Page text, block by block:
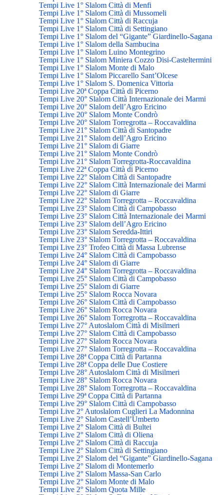
Tempi Live 1° Slalom Città di Menfi
Tempi Live 1° Slalom Città di Mussomeli
Tempi Live 1° Slalom Città di Raccuja
Tempi Live 1° Slalom Città di Settingiano
Tempi Live 1° Slalom del “Gigante” Giardinello-Sagana
Tempi Live 1° Slalom della Sambucina
Tempi Live 1° Slalom Luino Montegrino
Tempi Live 1° Slalom Miniera Cozzo Disi-Casteltermini
Tempi Live 1° Slalom Monte di Malo
Tempi Live 1° Slalom Piccarello Sant’Olcese
Tempi Live 1° Slalom S. Domenica Vittoria
Tempi Live 20ª Coppa Città di Picerno
Tempi Live 20° Slalom Città Internazionale dei Marmi
Tempi Live 20° Slalom dell’Agro Ericino
Tempi Live 20° Slalom Monte Condrò
Tempi Live 20° Slalom Torregrotta – Roccavaldina
Tempi Live 21° Slalom Città di Santopadre
Tempi Live 21° Slalom dell’Agro Ericino
Tempi Live 21° Slalom di Giarre
Tempi Live 21° Slalom Monte Condrò
Tempi Live 21° Slalom Torregrotta-Roccavaldina
Tempi Live 22ª Coppa Città di Picerno
Tempi Live 22° Slalom Città di Santopadre
Tempi Live 22° Slalom Città Internazionale dei Marmi
Tempi Live 22° Slalom di Giarre
Tempi Live 22° Slalom Torregrotta – Roccavaldina
Tempi Live 23° Slalom Città di Campobasso
Tempi Live 23° Slalom Città Internazionale dei Marmi
Tempi Live 23° Slalom dell’Agro Ericino
Tempi Live 23° Slalom Seredda-Ittiri
Tempi Live 23° Slalom Torregrotta – Roccavaldina
Tempi Live 23° Trofeo Città di Massa Lubrense
Tempi Live 24° Slalom Città di Campobasso
Tempi Live 24° Slalom di Giarre
Tempi Live 24° Slalom Torregrotta – Roccavaldina
Tempi Live 25° Slalom Città di Campobasso
Tempi Live 25° Slalom di Giarre
Tempi Live 25° Slalom Rocca Novara
Tempi Live 26° Slalom Città di Campobasso
Tempi Live 26° Slalom Rocca Novara
Tempi Live 26° Slalom Torregrotta – Roccavaldina
Tempi Live 27° Autoslalom Città di Misilmeri
Tempi Live 27° Slalom Città di Campobasso
Tempi Live 27° Slalom Rocca Novara
Tempi Live 27° Slalom Torregrotta – Roccavaldina
Tempi Live 28ª Coppa Città di Partanna
Tempi Live 28ª Coppa delle Due Costiere
Tempi Live 28° Autoslalom Città di Misilmeri
Tempi Live 28° Slalom Rocca Novara
Tempi Live 28° Slalom Torregrotta – Roccavaldina
Tempi Live 29ª Coppa Città di Partanna
Tempi Live 29° Slalom Città di Campobasso
Tempi Live 2° Autoslalom Cuglieri La Madonnina
Tempi Live 2° Slalom Castell’Umberto
Tempi Live 2° Slalom Città di Bultei
Tempi Live 2° Slalom Città di Oliena
Tempi Live 2° Slalom Città di Raccuja
Tempi Live 2° Slalom Città di Settingiano
Tempi Live 2° Slalom del “Gigante” Giardinello-Sagana
Tempi Live 2° Slalom di Montemerlo
Tempi Live 2° Slalom Massa-San Carlo
Tempi Live 2° Slalom Monte di Malo
Tempi Live 2° Slalom Quota Mille